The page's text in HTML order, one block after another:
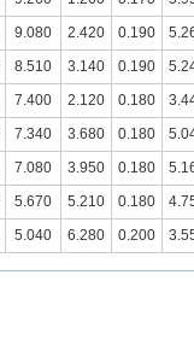
9.080 2.420 0.190
8.510 3.140 0.190
7.400 2.120 0.180
7.340 3.680 0.180
7.080 3.950 0.180
5.670 5.210 0.180
5.040 6.280 0.200